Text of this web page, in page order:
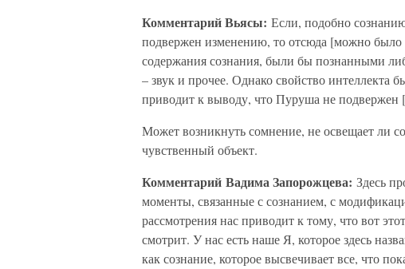
Комментарий Вьясы: Если, подобно
подвержен изменению, то отсюда [можно было
содержания сознания, были бы познанными
– звук и прочее. Однако свойство интеллекта
приводит к выводу, что Пуруша не подвержен
Может возникнуть сомнение, не освещает ли
чувственный объект.
Комментарий Вадима Запорожцева: Здесь
моменты, связанные с сознанием, с
рассмотрения нас приводит к тому, что вот
смотрит. У нас есть наше Я, которое здесь
как сознание, которое высвечивает все, что